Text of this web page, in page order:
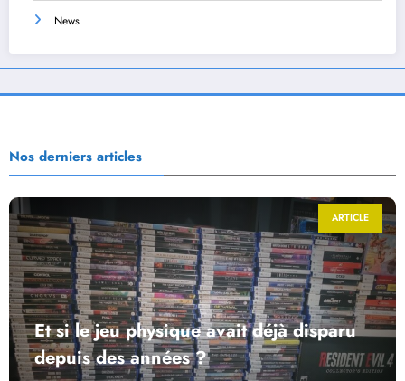
News
Nos derniers articles
ARTICLE
Et si le jeu physique avait déjà disparu
depuis des années ?